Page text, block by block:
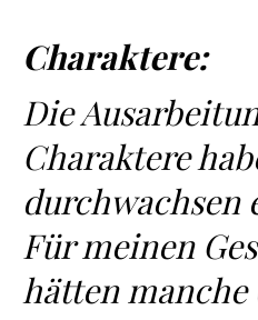
Charaktere:
Die
Charaktere
durchwachsen
Für meinen
hätten manche